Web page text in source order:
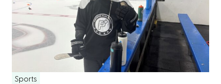
Sports